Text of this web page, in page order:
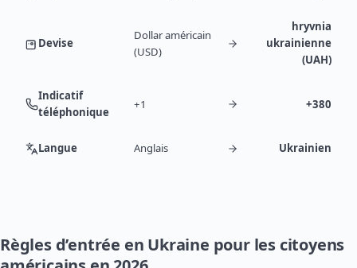
Devise
Dollar américain
(USD)
hryvnia
ukrainienne
(UAH)
Indicatif
téléphonique
+1 +380
Langue Anglais Ukrainien
Règles d’entrée en Ukraine pour les citoyens